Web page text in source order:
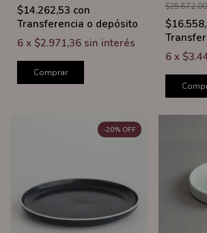
$14.262,53 con
Transferencia o depósito
6 x $2.971,36 sin interés
Comprar
$25.872,00
6 x
-20% OFF